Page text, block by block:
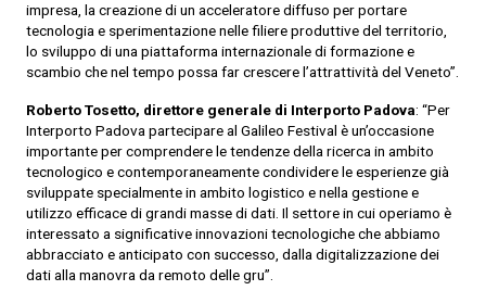
impresa, la creazione di un acceleratore diffuso per portare
tecnologia e sperimentazione nelle filiere produttive del territorio,
lo sviluppo di una piattaforma internazionale di formazione e
scambio che nel tempo possa far crescere l’attrattività del Veneto”.
Roberto Tosetto, direttore generale di Interporto Padova: “Per
Interporto Padova partecipare al Galileo Festival è un’occasione
importante per comprendere le tendenze della ricerca in ambito
tecnologico e contemporaneamente condividere le esperienze già
sviluppate specialmente in ambito logistico e nella gestione e
utilizzo efficace di grandi masse di dati. Il settore in cui operiamo è
interessato a significative innovazioni tecnologiche che abbiamo
abbracciato e anticipato con successo, dalla digitalizzazione dei
dati alla manovra da remoto delle gru”.